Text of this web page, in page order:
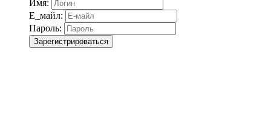
Имя:
Е_майл:
Пароль:
Зарегистрироваться